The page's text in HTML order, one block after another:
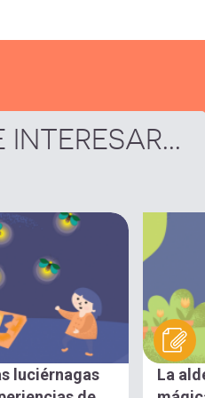
INTERESAR...
luciérnagas
La